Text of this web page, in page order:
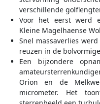
verschillende
Voor het eerst werd
Kleine Magelhaense
Snel massaverlies
reuzen in de
Een bijzondere
Orion en de
micrometer. Het